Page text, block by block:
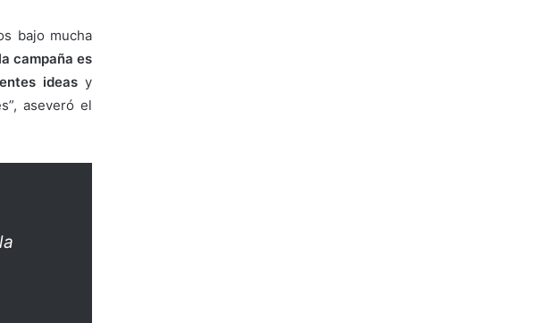
bajo mucha
campaña es
ideasy
aseveró el